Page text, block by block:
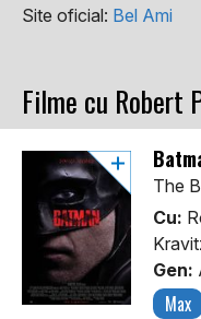
Site oficial: Bel Ami
Filme cu Robert
The
Cu:
Gen:
Max